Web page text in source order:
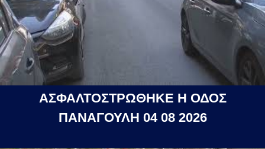
ΑΣΦΑΛΤΟΣΤΡΩΘΗΚΕ Η ΟΔΟΣ
ΠΑΝΑΓΟΥΛΗ 04 08 2026